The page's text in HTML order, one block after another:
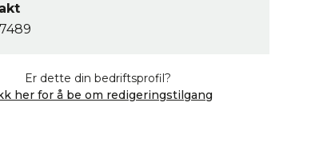
Er dette din bedriftsprofil?
her for å be om redigeringstilgang